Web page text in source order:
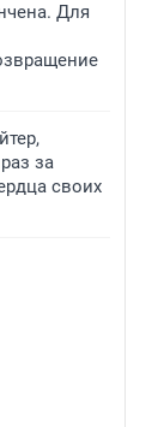
Для
за
своих